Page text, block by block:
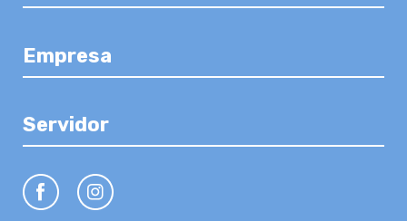
Empresa
Servidor